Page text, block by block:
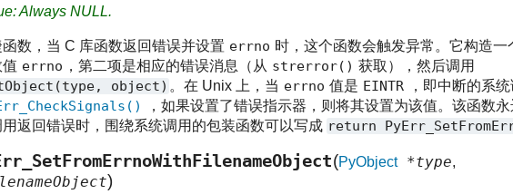
Always NULL.
数，当 C 库函数返回错误并设置 errno 时，这个函数会触发异常。它构造一
errno ，第二项是相应的错误消息（从 strerror() 获取），然后调用
object) 。在 Unix 上，当 errno 值是 EINTR ，即中断的系
，如果设置了错误指示器，则将其设置为该值。该函数永
返回错误时，围绕系统调用的包装函数可以写成 return
(PyObject*type,
)